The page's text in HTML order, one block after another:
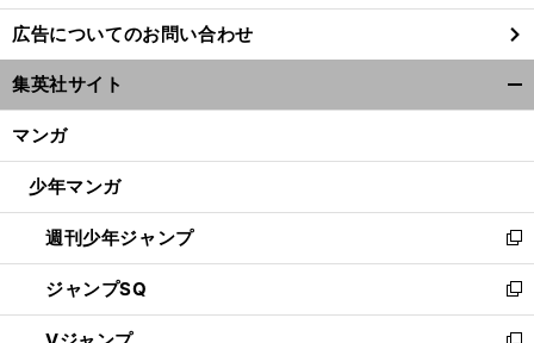
し
い
ウ
ィ
ン
ウ
開
く
広告についてのお問い合わせ
集英社サイト
マンガ
少年マンガ
週刊少年ジャンプ
新
し
い
ウ
ジャンプSQ
新
し